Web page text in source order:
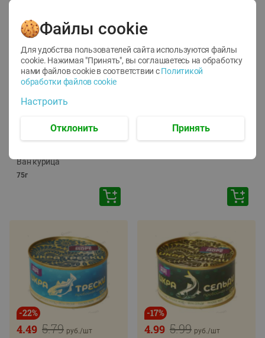
12
1.05 руб./
руб./шт
Корм влаж. для кош. с
Ван курица
75г
ТОФУ Vegetus ТВЕРДЫЙ
-22%
5.79
4.49 руб./шт
-17%
5.99
4.99 руб./шт
Файлы cookie
Для удобства пользователей сайта используются файлы
cookie. Нажимая "Принять", вы соглашаетесь на обработку
нами файлов cookie в соответствии с Политикой
обработки файлов cookie
Настроить
Отклонить Принять